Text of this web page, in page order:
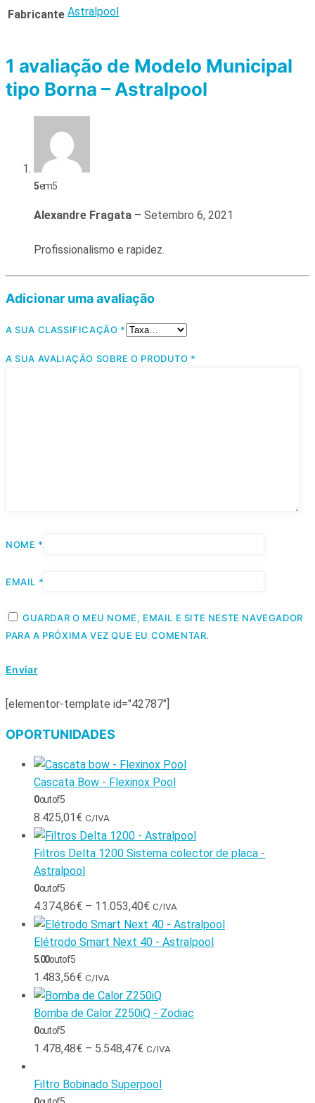
Fabricante Astralpool
1 avaliação de Modelo Municipal
tipo Borna – Astralpool
5em 5
Alexandre Fragata – Setembro 6, 2021
Profissionalismo e rapidez.
Adicionar uma avaliação
A SUA CLASSIFICAÇÃO *
A SUA AVALIAÇÃO SOBRE O PRODUTO *
NOME *
EMAIL *
GUARDAR O MEU NOME, EMAIL E SITE NESTE NAVEGADOR
PARA A PRÓXIMA VEZ QUE EU COMENTAR.
[elementor-template id="42787"]
OPORTUNIDADES
Cascata Bow - Flexinox Pool
0out of 5
8.425,01€ C/IVA
Filtros Delta 1200 Sistema colector de placa -
Astralpool
0out of 5
4.374,86€ – 11.053,40€ C/IVA
Elétrodo Smart Next 40 - Astralpool
5.00out of 5
1.483,56€ C/IVA
Bomba de Calor Z250iQ - Zodiac
0out of 5
1.478,48€ – 5.548,47€ C/IVA
Filtro Bobinado Superpool